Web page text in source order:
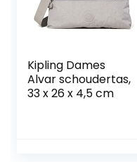
Kipling Dames
Alvar schoudertas,
33 x 26 x 4,5 cm